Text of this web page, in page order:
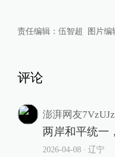
责任编辑： 伍智超 图片编
评论
澎湃网友7VzUJz
两岸和平统一
2026-04-08∙ 辽宁